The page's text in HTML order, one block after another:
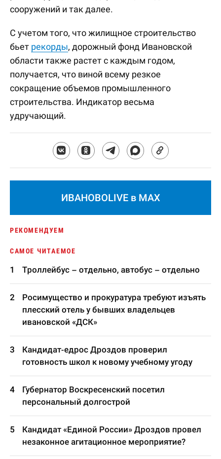
сооружений и так далее.
С учетом того, что жилищное строительство
бьет рекорды, дорожный фонд Ивановской
области также растет с каждым годом,
получается, что виной всему резкое
сокращение объемов промышленного
строительства. Индикатор весьма
удручающий.
ИВАНОВОLIVE в MAX
РЕКОМЕНДУЕМ
САМОЕ ЧИТАЕМОЕ
Троллейбус – отдельно, автобус – отдельно
Росимущество и прокуратура требуют изъять
плесский отель у бывших владельцев
ивановской «ДСК»
Кандидат-едрос Дроздов проверил
готовность школ к новому учебному угоду
Губернатор Воскресенский посетил
персональный долгострой
Кандидат «Единой России» Дроздов провел
незаконное агитационное мероприятие?